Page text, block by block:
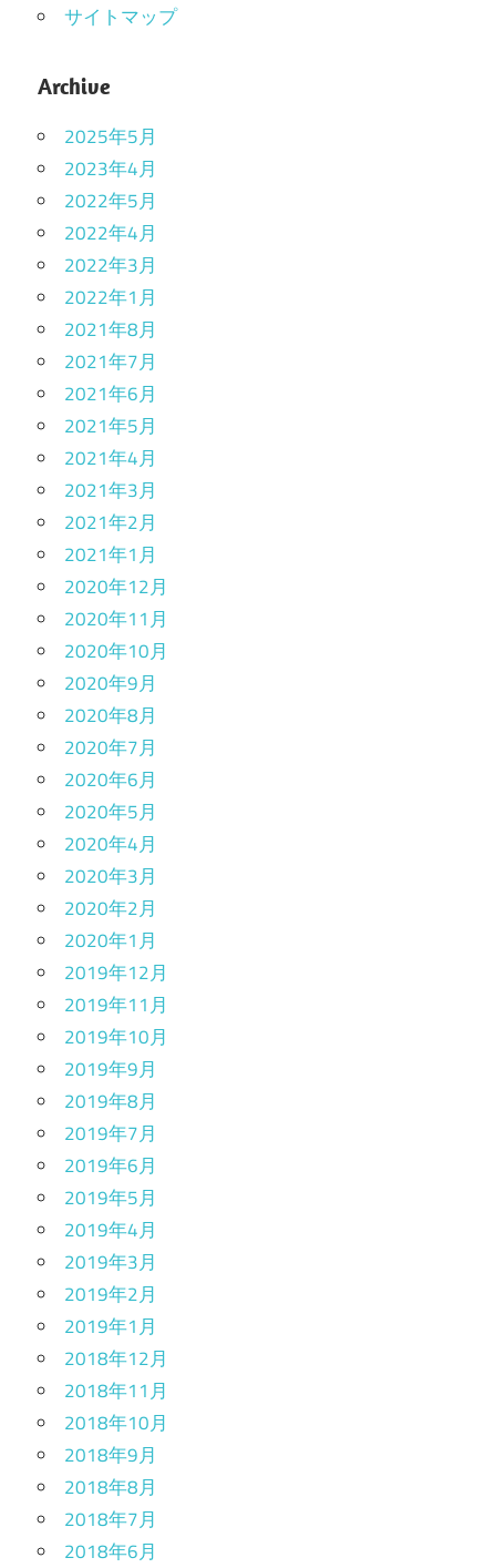
サイトマップ
Archive
2025年5月
2023年4月
2022年5月
2022年4月
2022年3月
2022年1月
2021年8月
2021年7月
2021年6月
2021年5月
2021年4月
2021年3月
2021年2月
2021年1月
2020年12月
2020年11月
2020年10月
2020年9月
2020年8月
2020年7月
2020年6月
2020年5月
2020年4月
2020年3月
2020年2月
2020年1月
2019年12月
2019年11月
2019年10月
2019年9月
2019年8月
2019年7月
2019年6月
2019年5月
2019年4月
2019年3月
2019年2月
2019年1月
2018年12月
2018年11月
2018年10月
2018年9月
2018年8月
2018年7月
2018年6月